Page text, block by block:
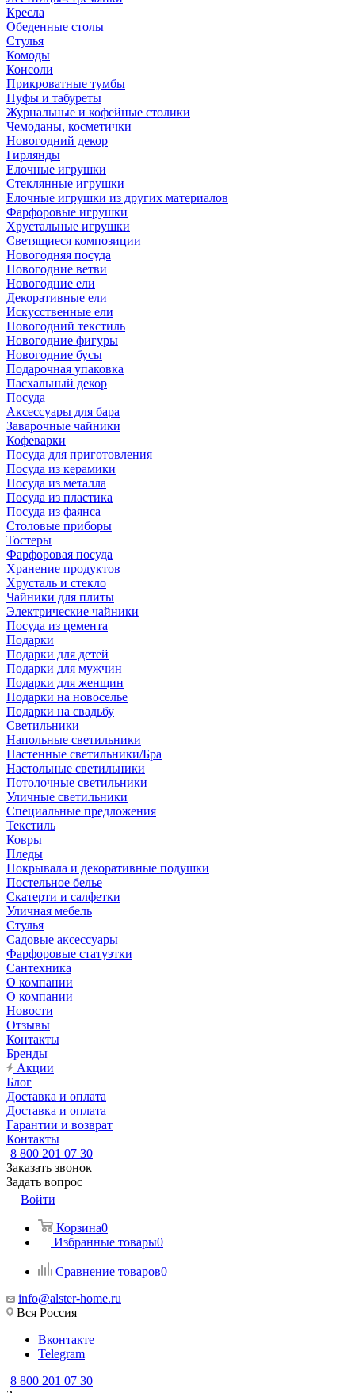
Кресла
Обеденные столы
Стулья
Комоды
Консоли
Прикроватные тумбы
Пуфы и табуреты
Журнальные и кофейные столики
Чемоданы, косметички
Новогодний декор
Гирлянды
Елочные игрушки
Стеклянные игрушки
Елочные игрушки из других материалов
Фарфоровые игрушки
Хрустальные игрушки
Светящиеся композиции
Новогодняя посуда
Новогодние ветви
Новогодние ели
Декоративные ели
Искусственные ели
Новогодний текстиль
Новогодние фигуры
Новогодние бусы
Подарочная упаковка
Пасхальный декор
Посуда
Аксессуары для бара
Заварочные чайники
Кофеварки
Посуда для приготовления
Посуда из керамики
Посуда из металла
Посуда из пластика
Посуда из фаянса
Столовые приборы
Тостеры
Фарфоровая посуда
Хранение продуктов
Хрусталь и стекло
Чайники для плиты
Электрические чайники
Посуда из цемента
Подарки
Подарки для детей
Подарки для мужчин
Подарки для женщин
Подарки на новоселье
Подарки на свадьбу
Светильники
Напольные светильники
Настенные светильники/Бра
Настольные светильники
Потолочные светильники
Уличные светильники
Специальные предложения
Текстиль
Ковры
Пледы
Покрывала и декоративные подушки
Постельное белье
Скатерти и салфетки
Уличная мебель
Стулья
Садовые аксессуары
Фарфоровые статуэтки
Сантехника
О компании
О компании
Новости
Отзывы
Контакты
Бренды
Акции
Блог
Доставка и оплата
Доставка и оплата
Гарантии и возврат
Контакты
8 800 201 07 30
Заказать звонок
Задать вопрос
Войти
Корзина0
Избранные товары0
Сравнение товаров0
info@alster-home.ru
Вся Россия
Вконтакте
Telegram
8 800 201 07 30